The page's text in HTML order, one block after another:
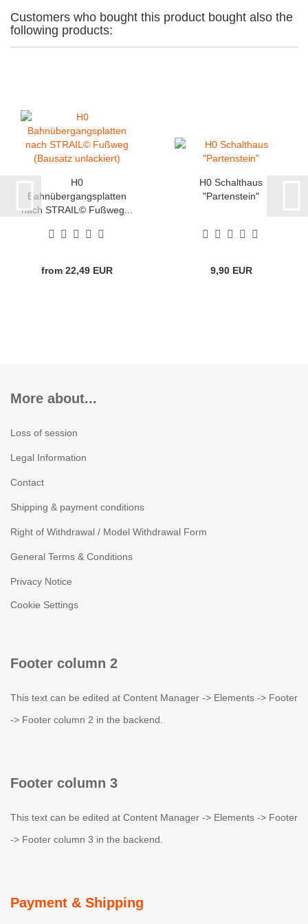
Customers who bought this product bought also the
following products:
H0
Bahnübergangsplatten
nach STRAIL© Fußweg...
from 22,49 EUR
H0 Schalthaus
"Partenstein"
9,90 EUR
More about...
Loss of session
Legal Information
Contact
Shipping & payment conditions
Right of Withdrawal / Model Withdrawal Form
General Terms & Conditions
Privacy Notice
Cookie Settings
Footer column 2
This text can be edited at Content Manager -> Elements -> Footer
-> Footer column 2 in the backend.
Footer column 3
This text can be edited at Content Manager -> Elements -> Footer
-> Footer column 3 in the backend.
Payment & Shipping